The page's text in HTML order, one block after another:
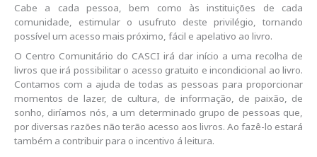
Cabe a cada pessoa, bem como às instituições de cada
comunidade, estimular o usufruto deste privilégio, tornando
possível um acesso mais próximo, fácil e apelativo ao livro.
O Centro Comunitário do CASCI irá dar início a uma recolha de
livros que irá possibilitar o acesso gratuito e incondicional ao livro.
Contamos com a ajuda de todas as pessoas para proporcionar
momentos de lazer, de cultura, de informação, de paixão, de
sonho, diríamos nós, a um determinado grupo de pessoas que,
por diversas razões não terão acesso aos livros. Ao fazê-lo estará
também a contribuir para o incentivo á leitura.